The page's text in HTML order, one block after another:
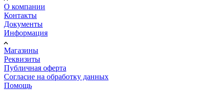
О компании
Контакты
Документы
Информация
Магазины
Реквизиты
Публичная оферта
Согласие на обработку данных
Помощь